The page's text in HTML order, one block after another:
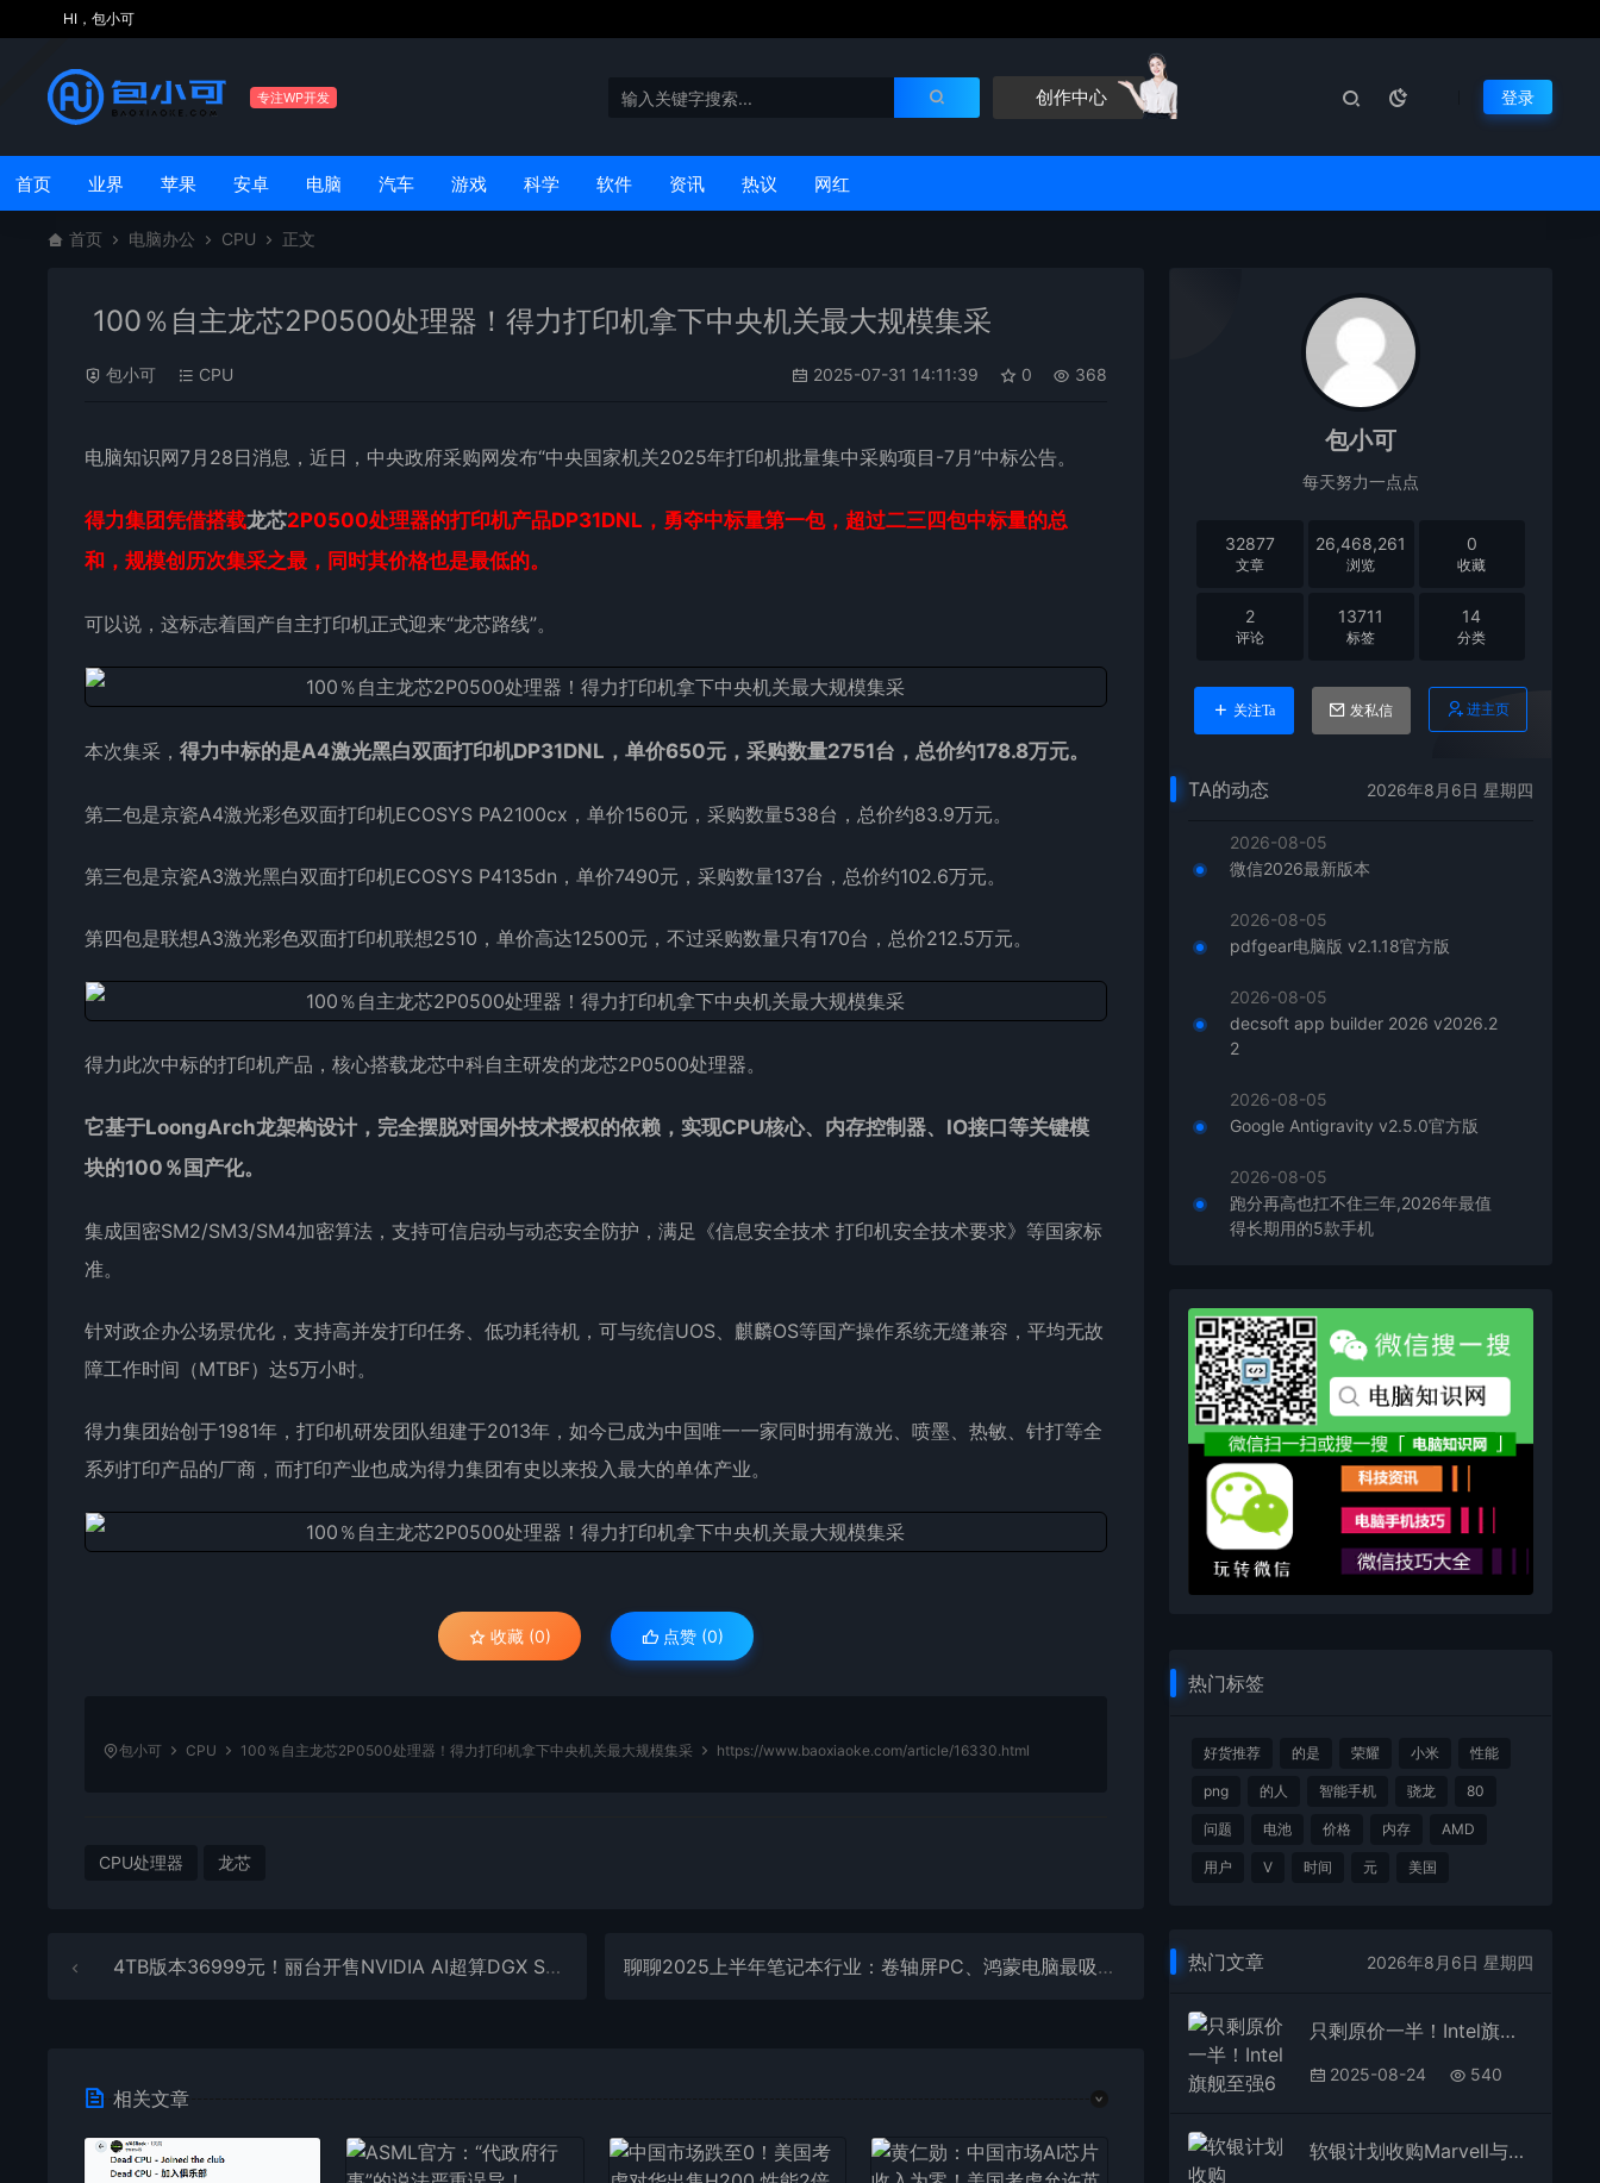
HI，包小可
专注WP开发 创作中心 登录
首页 业界 苹果 安卓 电脑 汽车 游戏 科学 软件 资讯 热议 网红
首页 电脑办公 CPU 正文
100％自主龙芯2P0500处理器！得力打印机拿下中央机关最大规模集采
包小可 CPU 2025-07-31 14:11:39 0 368
电脑知识网7月28日消息，近日，中央政府采购网发布“中央国家机关2025年打印机批量集中采购项目-7月”中标公告。
得力集团凭借搭载龙芯2P0500处理器的打印机产品DP31DNL，勇夺中标量第一包，超过二三四包中标量的总
和，规模创历次集采之最，同时其价格也是最低的。
可以说，这标志着国产自主打印机正式迎来“龙芯路线”。
本次集采， 得力中标的是A4激光黑白双面打印机DP31DNL，单价650元，采购数量2751台，总价约178.8万元。
第二包是京瓷A4激光彩色双面打印机ECOSYS PA2100cx，单价1560元，采购数量538台，总价约83.9万元。
第三包是京瓷A3激光黑白双面打印机ECOSYS P4135dn，单价7490元，采购数量137台，总价约102.6万元。
第四包是联想A3激光彩色双面打印机联想2510，单价高达12500元，不过采购数量只有170台，总价212.5万元。
得力此次中标的打印机产品，核心搭载龙芯中科自主研发的龙芯2P0500处理器。
它基于LoongArch龙架构设计，完全摆脱对国外技术授权的依赖，实现CPU核心、内存控制器、IO接口等关键模
块的100％国产化。
集成国密SM2/SM3/SM4加密算法，支持可信启动与动态安全防护，满足《信息安全技术 打印机安全技术要求》等国家标
准。
针对政企办公场景优化，支持高并发打印任务、低功耗待机，可与统信UOS、麒麟OS等国产操作系统无缝兼容，平均无故
障工作时间（MTBF）达5万小时。
得力集团始创于1981年，打印机研发团队组建于2013年，如今已成为中国唯一一家同时拥有激光、喷墨、热敏、针打等全
系列打印产品的厂商，而打印产业也成为得力集团有史以来投入最大的单体产业。
收藏 (0) 点赞 (0)
包小可 CPU 100％自主龙芯2P0500处理器！得力打印机拿下中央机关最大规模集采 https://www.baoxiaoke.com/article/16330.html
CPU处理器 龙芯
4TB版本36999元！丽台开售NVIDIA AI超算DGX Spark 聊聊2025上半年笔记本行业：卷轴屏PC、鸿蒙电脑最吸睛
相关文章
包小可
每天努力一点点
32877
文章
26,468,261
浏览
0
收藏
2
评论
13711
标签
14
分类
关注Ta 发私信 进主页
TA的动态 2026年8月6日 星期四
2026-08-05
微信2026最新版本
2026-08-05
pdfgear电脑版 v2.1.18官方版
2026-08-05
decsoft app builder 2026 v2026.2
2
2026-08-05
Google Antigravity v2.5.0官方版
2026-08-05
跑分再高也扛不住三年,2026年最值
得长期用的5款手机
热门标签
好货推荐 的是 荣耀 小米 性能
png 的人 智能手机 骁龙 80
问题 电池 价格 内存 AMD
用户 V 时间 元 美国
热门文章 2026年8月6日 星期四
只剩原价一半！Intel旗舰至强6 6980P价格腰斩至6190美元史低
2025-08-24 540
软银计划收购Marvell与Arm合并 打造AI新巨头